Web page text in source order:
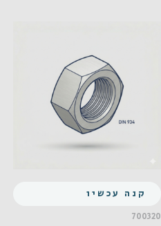
קנה עכשיו
700320